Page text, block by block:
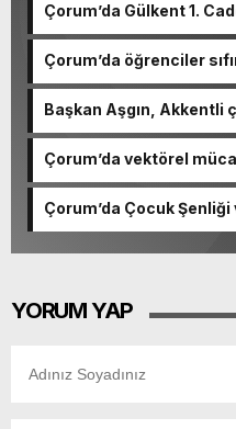
Çorum’da Gülkent 1.
Çorum’da öğrenciler
Başkan Aşgın, Akkentli
Çorum’da vektörel
Çorum’da Çocuk
YORUM YAP